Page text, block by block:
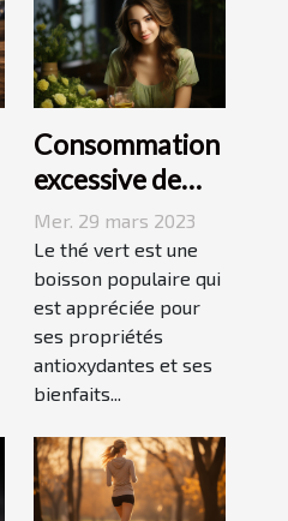
Consommation
excessive de
thé vert : quels
sont les
dangers pour la
peau ?
Mer. 29 mars 2023
Le thé vert est une
boisson populaire qui
est appréciée pour
ses propriétés
antioxydantes et ses
bienfaits...